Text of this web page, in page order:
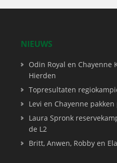
NIEUWS
Odin Royal en Chayenne
Hierden
Topresultaten
Levi en Chayenne
Laura Spronk
de L2
Britt, Anwen, Robby en